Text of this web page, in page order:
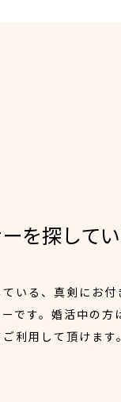
を探して
いる、真剣にお
です。婚活中の
利用して頂けます。